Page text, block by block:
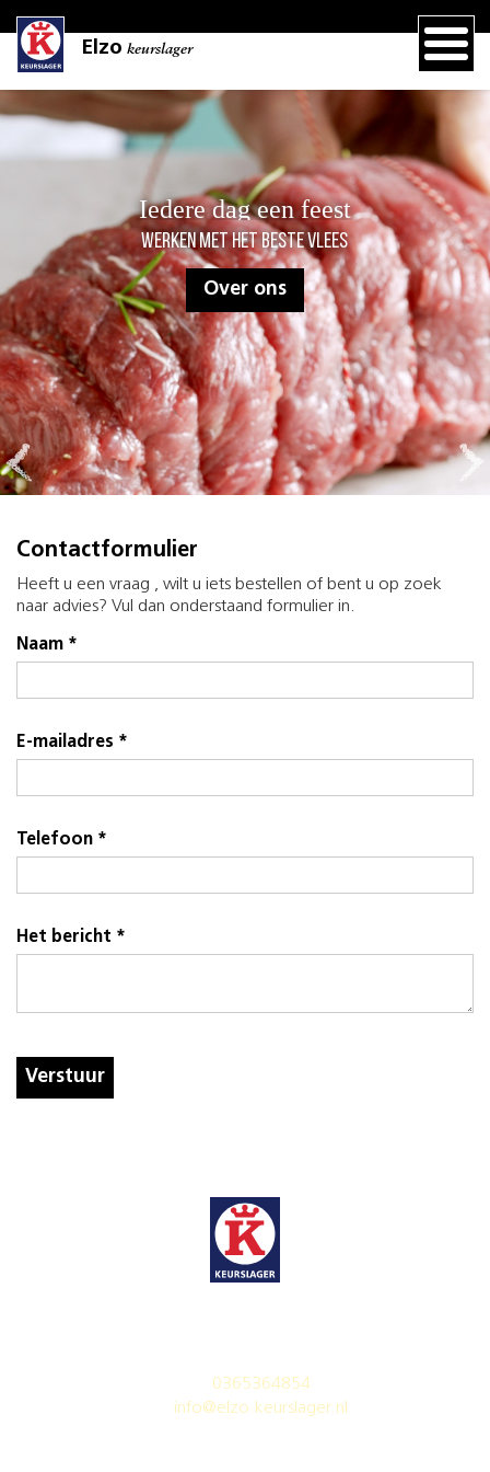
Elzo keurslager
Iedere dag een feest
Werken met het beste vlees
Over ons
Contactformulier
Heeft u een vraag , wilt u iets bestellen of bent u op zoek
naar advies? Vul dan onderstaand formulier in.
Naam *
E-mailadres *
Telefoon *
Het bericht *
Verstuur
0365364854
info@elzo.keurslager.nl